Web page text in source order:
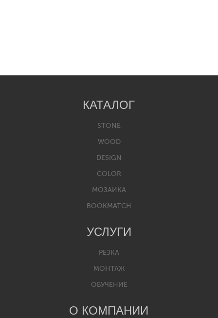
КАТАЛОГ
STONE
WOOD
DESIGN
COLOR
МОЗАИКА
BOOKMATCH
УСЛУГИ
РЕЗКА
МОНТАЖ
ОБУЧЕНИЕ
О КОМПАНИИ